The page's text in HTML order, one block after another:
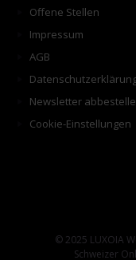
Offene Stellen
Impressum
AGB
Newsletter
Cookie-Einstellungen
© 2025 LUXOIA
Schweizer